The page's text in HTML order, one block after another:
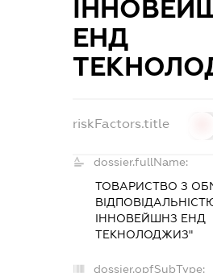
ЕНД
riskFactors.title
dossier.fullName:
ТОВАРИСТВО З
ВІДПОВІДАЛЬНІСТЮ
ІННОВЕЙШНЗ ЕНД
ТЕКНОЛОДЖИЗ"
dossier.opfSubType: